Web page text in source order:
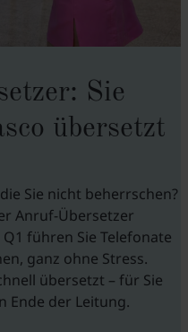
Sie
übersetzt
Sie nicht beherrschen?
Anruf-Übersetzer
führen Sie Telefonate
ganz ohne Stress.
übersetzt – für Sie
Ende der Leitung.